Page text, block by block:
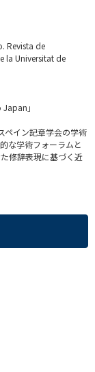
Revista de
la Universitat de
」
ペイン記章学会の学術
な学術フォーラムと
修辞表現に基づく近